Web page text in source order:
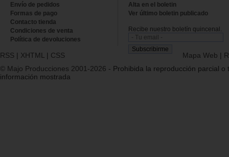
Envío de pedidos
Formas de pago
Contacto tienda
Condiciones de venta
Política de devoluciones
Alta en el boletin
Ver último boletin publicado
Recibe nuestro boletín quincenal.
RSS | XHTML | CSS Mapa Web |
© Majo Producciones 2001-2026 - Prohibida la reproducción parcial o
información mostrada